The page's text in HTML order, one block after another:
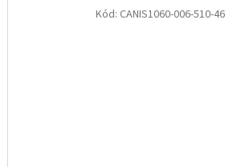
Kód: CANIS1060-006-510-46